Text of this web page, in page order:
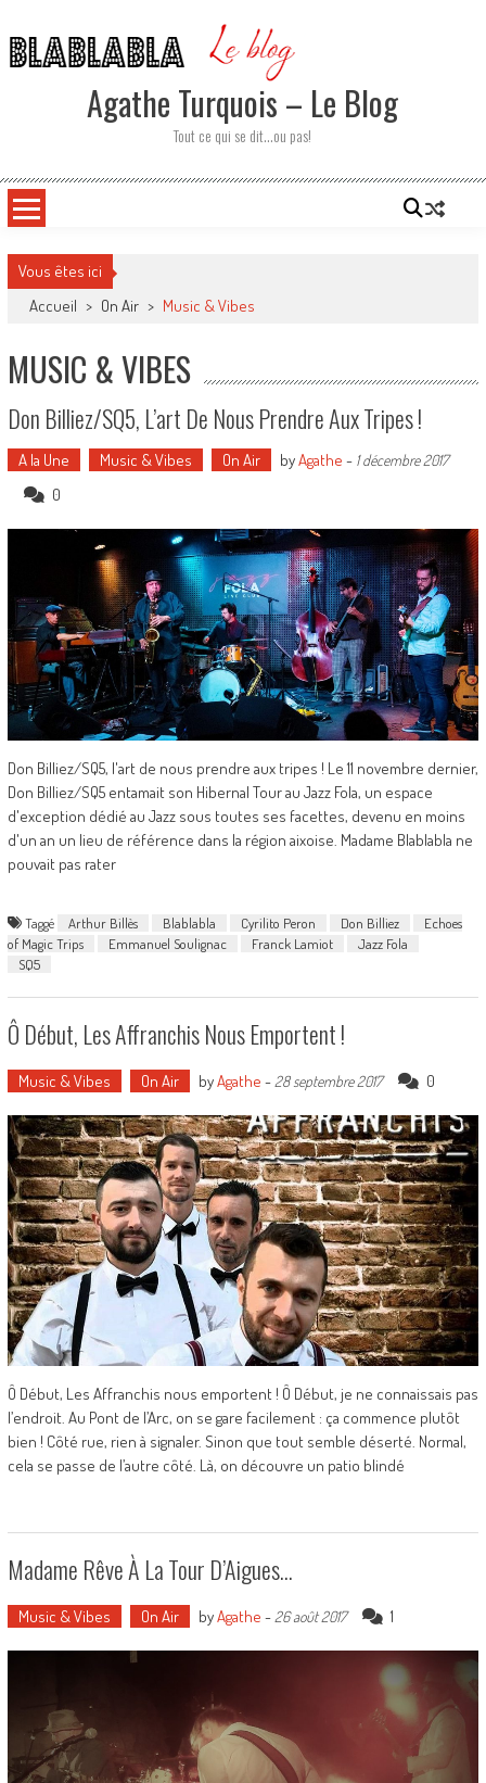
to
content
Agathe Turquois – Le Blog
Tout ce qui se dit…ou pas!
Vous êtes ici
Accueil > On Air > Music & Vibes
MUSIC & VIBES
Don Billiez/SQ5, L’art De Nous Prendre Aux Tripes !
A la Une Music & Vibes On Air byAgathe - 1 décembre 2017
0
Don Billiez/SQ5, l'art de nous prendre aux tripes ! Le 11 novembre dernier,
Don Billiez/SQ5 entamait son Hibernal Tour au Jazz Fola, un espace
d'exception dédié au Jazz sous toutes ses facettes, devenu en moins
d'un an un lieu de référence dans la région aixoise. Madame Blablabla ne
pouvait pas rater
Taggé Arthur Billès Blablabla Cyrilito Peron Don Billiez
Echoes
of Magic Trips
Emmanuel Soulignac Franck Lamiot
Jazz Fola
SQ5
Ô Début, Les Affranchis Nous Emportent !
Music & Vibes On Air byAgathe -28 septembre 2017 0
Ô Début, Les Affranchis nous emportent ! Ô Début, je ne connaissais pas
l’endroit. Au Pont de l’Arc, on se gare facilement : ça commence plutôt
bien ! Côté rue, rien à signaler. Sinon que tout semble déserté. Normal,
cela se passe de l’autre côté. Là, on découvre un patio blindé
Madame Rêve À La Tour D’Aigues…
Music & Vibes On Air byAgathe - 26 août 2017 1